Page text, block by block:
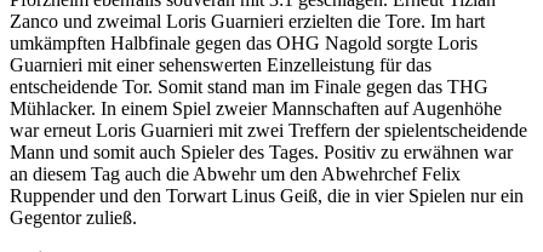
Zanco und zweimal Loris Guarnieri erzielten die Tore. Im hart
umkämpften Halbfinale gegen das OHG Nagold sorgte Loris
Guarnieri mit einer sehenswerten Einzelleistung für das
entscheidende Tor. Somit stand man im Finale gegen das THG
Mühlacker. In einem Spiel zweier Mannschaften auf Augenhöhe
war erneut Loris Guarnieri mit zwei Treffern der spielentscheidende
Mann und somit auch Spieler des Tages. Positiv zu erwähnen war
an diesem Tag auch die Abwehr um den Abwehrchef Felix
Ruppender und den Torwart Linus Geiß, die in vier Spielen nur ein
Gegentor zuließ.